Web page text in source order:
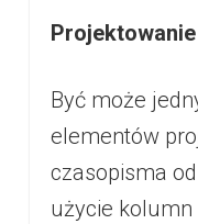
Być może
elementów
czasopisma
użycie